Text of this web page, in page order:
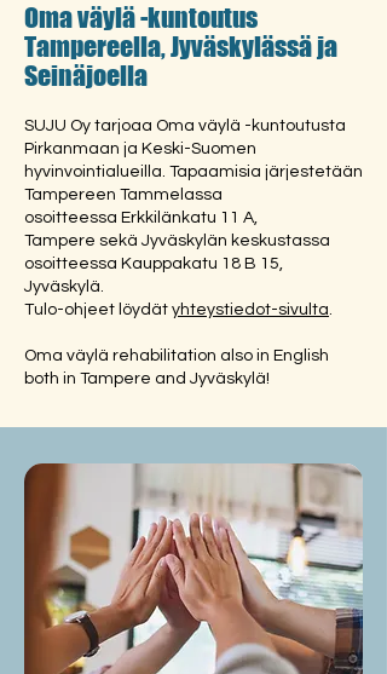
Oma väylä -kuntoutus
Tampereella, Jyväskylässä ja
Seinäjoella
SUJU Oy tarjoaa Oma väylä -kuntoutusta
Pirkanmaan ja Keski-Suomen
hyvinvointialueilla. Tapaamisia järjestetään
Tampereen Tammelassa
osoitteessa Erkkilänkatu 11 A,
Tampere sekä Jyväskylän keskustassa
osoitteessa Kauppakatu 18 B 15,
Jyväskylä.
Tulo-ohjeet löydät yhteystiedot-sivulta.
Oma väylä rehabilitation also in English
both in Tampere and Jyväskylä!